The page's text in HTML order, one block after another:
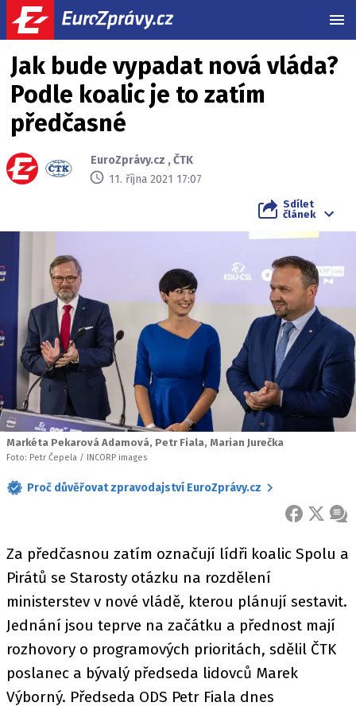
Jak bude vypadat nová vláda?
Podle koalic je to zatím
předčasné
EuroZprávy.cz ,ČTK
11. října 2021 17:07
Sdílet
článek
Markéta Pekarová Adamová, Petr Fiala, Marian Jurečka
Foto: Petr Čepela / INCORP images
Proč důvěřovat zpravodajství EuroZprávy.cz
FACEBOOK
X
Za předčasnou zatím označují lídři koalic Spolu a
Pirátů se Starosty otázku na rozdělení
ministerstev v nové vládě, kterou plánují sestavit.
Jednání jsou teprve na začátku a přednost mají
rozhovory o programových prioritách, sdělil ČTK
poslanec a bývalý předseda lidovců Marek
Výborný. Předseda ODS Petr Fiala dnes